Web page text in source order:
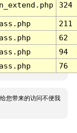
324
211
62
94
76
您带来的访问不便我